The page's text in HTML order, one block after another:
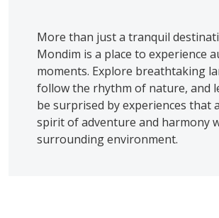
More than just a tranquil
Mondim is a place to experience
moments. Explore breathtaking
follow the rhythm of nature, and
be surprised by experiences that
spirit of adventure and harmony
surrounding environment.